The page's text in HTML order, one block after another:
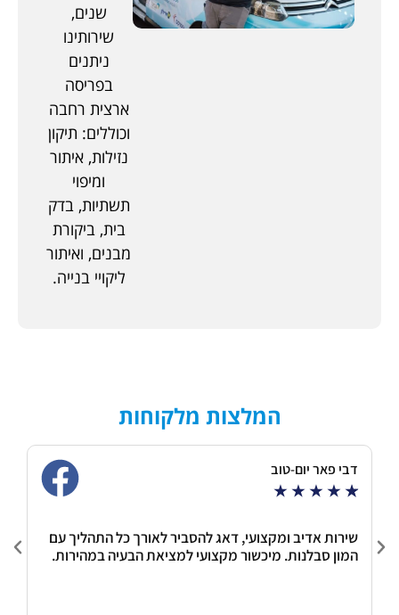
שנים,
שירותינו
ניתנים
בפריסה
ארצית רחבה
וכוללים: תיקון
נזילות, איתור
ומיפוי
תשתיות, בדק
בית, ביקורת
מבנים, ואיתור
ליקויי בנייה.
המלצות מלקוחות
דבי פאר יום-טוב
★
★
★
★
★
שירות אדיב ומקצועי, דאג להסביר לאורך כל התהליך עם
המון סבלנות. מיכשור מקצועי למציאת הבעיה במהירות.